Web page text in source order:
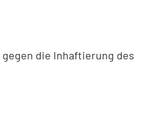
die Inhaftierung des